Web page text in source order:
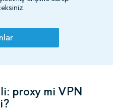
proxy mi VPN